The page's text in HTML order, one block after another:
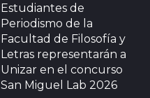
Estudiantes de
Periodismo de la
Facultad de Filosofía y
Letras representarán a
Unizar en el concurso
San Miguel Lab 2026